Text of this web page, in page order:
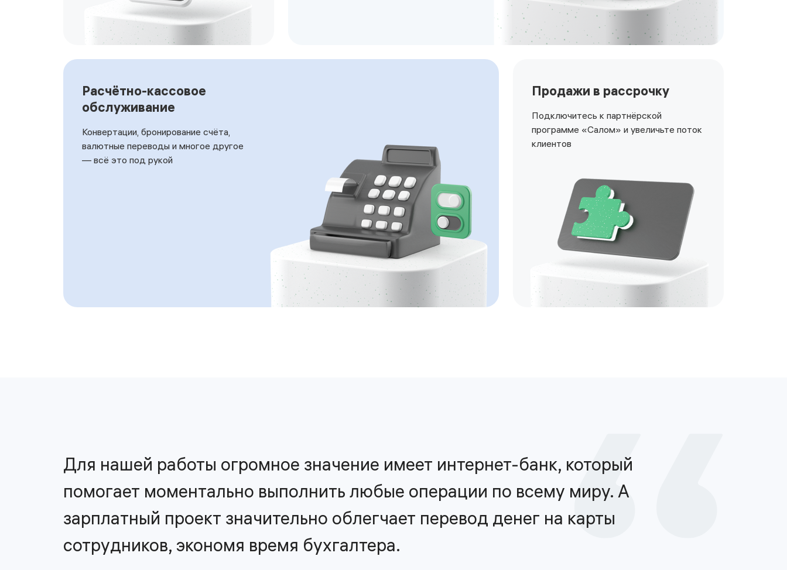
Расчётно-кассовое
обслуживание
Конвертации, бронирование счёта,
валютные переводы и многое другое
— всё это под рукой
Продажи в рассрочку
Подключитесь к партнёрской
программе «Салом» и увеличьте поток
клиентов
Для нашей работы огромное значение имеет интернет-банк, который
помогает моментально выполнить любые операции по всему миру. А
зарплатный проект значительно облегчает перевод денег на карты
сотрудников, экономя время бухгалтера.